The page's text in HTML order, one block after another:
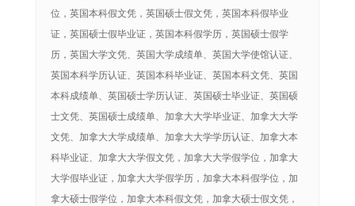
位，英国本科假文凭，英国硕士假文凭，英国本科假毕业
证，英国硕士假毕业证，英国本科假学历，英国硕士假学
历，英国大学文凭、英国大学成绩单、英国大学使馆认证、
英国本科学历认证、英国本科毕业证、英国本科文凭、英国
本科成绩单、英国硕士学历认证、英国硕士毕业证、英国硕
士文凭、英国硕士成绩单、加拿大大学毕业证、加拿大大学
文凭、加拿大大学成绩单、加拿大大学学历认证、加拿大本
科毕业证、加拿大大学假文凭，加拿大大学假学位，加拿大
大学假毕业证，加拿大大学假学历，加拿大本科假学位，加
拿大硕士假学位，加拿大本科假文凭，加拿大硕士假文凭，